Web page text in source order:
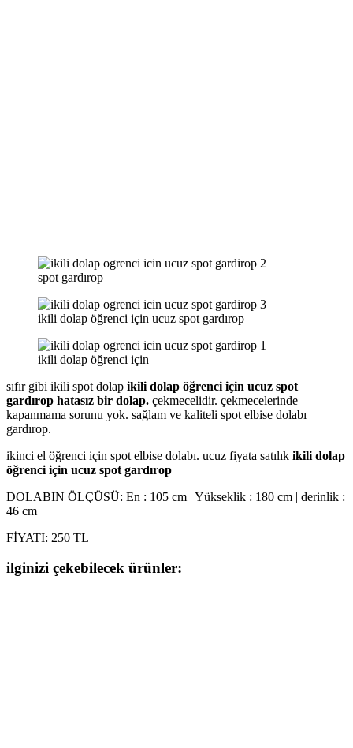
spot gardırop
ikili dolap öğrenci için ucuz spot gardırop
ikili dolap öğrenci için
sıfır gibi ikili spot dolap ikili dolap öğrenci için ucuz spot
gardırop hatasız bir dolap. çekmecelidir. çekmecelerinde
kapanmama sorunu yok. sağlam ve kaliteli spot elbise dolabı
gardırop.
ikinci el öğrenci için spot elbise dolabı. ucuz fiyata satılık ikili dolap
öğrenci için ucuz spot gardırop
DOLABIN ÖLÇÜSÜ: En : 105 cm | Yükseklik : 180 cm | derinlik :
46 cm
FİYATI: 250 TL
ilginizi çekebilecek ürünler: